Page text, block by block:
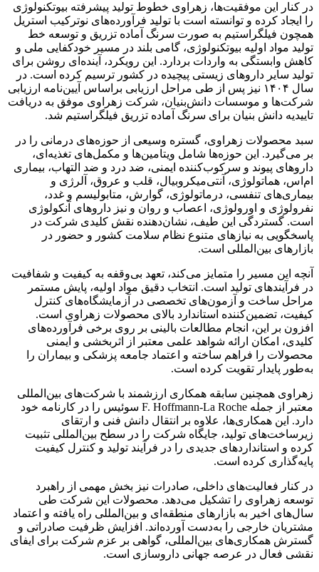
در کنار این موفقیت‌ها، زهراوی خطوط تولید پیشرفته بیوتکنولوژی
را ایجاد کرده و توانسته است با تولید فرآورده‌های نوترکیب استریل
همچون فیلگراستیم به صورت سرنگ آماده تزریق و توسعه خط
تولید مواد اولیه بیوتکنولوژی، گامی بلند در مسیر خودکفایی ملی و
کاهش وابستگی به واردات بردارد. این رویکرد، آینده‌ای روشن برای
تولید سایر داروهای زیستی پیچیده در کشور ترسیم کرده است. در
سال ۱۴۰۴ نیز پس از طی مراحل ارزیابی براساس آیین‌نامه ارزیابی
شرکت‌ها و موسسات دانش‌بنیان، شرکت زهراوی موفق به دریافت
تاییدیه دانش بنیان برای سرنگ آماده تزریق فیلگراستیم شد.
سبد محصولات زهراوی، گستره وسیعی از حوزه‌های درمانی را در
بر می‌گیرد. این حوزه‌ها شامل ویتامین‌ها و مکمل‌های تغذیه‌ای،
داروهای پیوند و سرکوب‌کننده ایمنی، ضد درد و ضد التهاب، بیماری
ام‌اس، هماتولوژی، آنتی‌میکروبیال، قلب و عروق، آلرژی و
بیماری‌های تنفسی، درماتولوژی، گوارش، متابولیسم و غدد،
نفرولوژی و اورولوژی، اعصاب و روان و نیز داروهای آنکولوژی
است. گستردگی این طیف، نشان‌دهنده نقش کلیدی شرکت در
پاسخگویی به نیازهای متنوع نظام سلامت کشور و حضور در
بازارهای بین‌المللی است.
آنچه این مسیر را متمایز می‌کند، تعهد بی‌وقفه به کیفیت و شفافیت
در فرآیندهای تولید است. انتخاب دقیق مواد اولیه، پایش مستمر
مراحل ساخت و آزمون‌های تخصصی در آزمایشگاه‌های کنترل
کیفیت، تضمین‌کننده استاندارد بالای محصولات زهراوی است.
افزون بر این، انجام مطالعات بالینی بر روی برخی فرآورده‌های
کلیدی، امکان ارائه شواهد علمی معتبر از اثربخشی و ایمنی
محصولات را فراهم ساخته و اعتماد جامعه پزشکی و بیماران را
به‌طور پایدار تقویت کرده است.
زهراوی همچنین سابقه همکاری ارزشمند با شرکت‌های بین‌المللی
معتبر از جمله F. Hoffmann-La Roche سوئیس را در کارنامه خود
دارد. این همکاری‌ها، علاوه بر انتقال دانش فنی و ارتقای
زیرساخت‌های تولید، جایگاه شرکت را در سطح بین‌المللی تثبیت
کرده و استانداردهای جدیدی را در فرآیند تولید و کنترل کیفیت
پایه‌گذاری کرده است.
در کنار فعالیت‌های داخلی، صادرات نیز بخش مهمی از راهبرد
توسعه زهراوی را تشکیل می‌دهد. محصولات این شرکت طی
سال‌های اخیر به بازارهای منطقه‌ای و بین‌المللی راه یافته و اعتماد
مشتریان خارجی را به‌دست آورده‌اند. افزایش ظرفیت صادراتی و
گسترش همکاری‌های بین‌المللی، گواهی بر عزم شرکت برای ایفای
نقشی فعال در عرصه جهانی داروسازی است.